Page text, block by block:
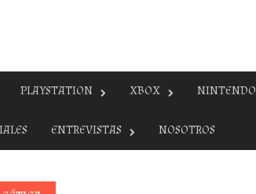
PLAYSTATION XBOX NINTENDO
ENTREVISTAS NOSOTROS